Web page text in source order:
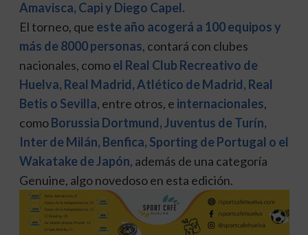
Amavisca, Capi y Diego Capel.
El torneo, que este año acogerá a 100 equipos y
más de 8000 personas, contará con clubes
nacionales, comoel Real Club Recreativo de
Huelva, Real Madrid, Atlético de Madrid, Real
Betis o Sevilla, entre otros, e internacionales,
comoBorussia Dortmund, Juventus de Turín,
Inter de Milán, Benfica, Sporting de Portugal o el
Wakatake de Japón, además de una categoría
Genuine, algo novedoso en esta edición.